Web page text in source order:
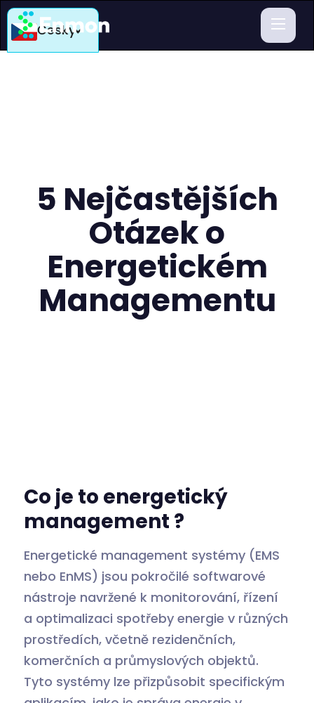
Česky
5 Nejčastějších
Otázek o
Energetickém
Managementu
Co je to energetický
management ?
Energetické management systémy (EMS
nebo EnMS) jsou pokročilé softwarové
nástroje navržené k monitorování, řízení
a optimalizaci spotřeby energie v různých
prostředích, včetně rezidenčních,
komerčních a průmyslových objektů.
Tyto systémy lze přizpůsobit specifickým